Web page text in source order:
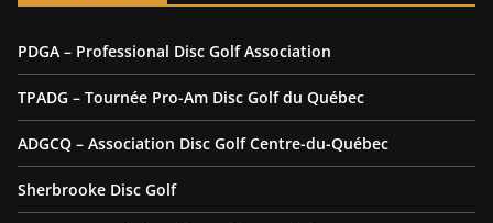
PDGA – Professional Disc Golf Association
TPADG – Tournée Pro-Am Disc Golf du Québec
ADGCQ – Association Disc Golf Centre-du-Québec
Sherbrooke Disc Golf